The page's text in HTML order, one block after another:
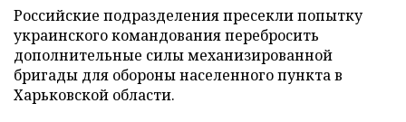
Российские подразделения пресекли попытку
украинского командования перебросить
дополнительные силы механизированной
бригады для обороны населенного пункта в
Харьковской области.